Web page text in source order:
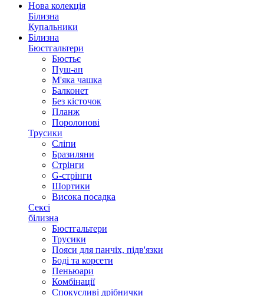
Нова колекція
Білизна
Купальники
Білизна
Бюстгальтери
Бюстьє
Пуш-ап
М'яка чашка
Балконет
Без кісточок
Планж
Поролонові
Трусики
Сліпи
Бразиляни
Стрінги
G-стрінги
Шортики
Висока посадка
Сексі
білизна
Бюстгальтери
Трусики
Пояси для панчіх, підв'язки
Боді та корсети
Пеньюари
Комбінації
Спокусливі дрібнички